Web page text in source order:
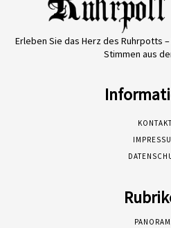
Erleben Sie das Herz des Ruhrpotts
Stimmen aus